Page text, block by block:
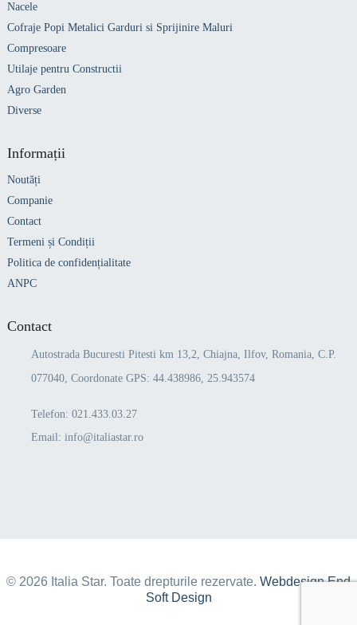
Nacele
Cofraje Popi Metalici Garduri si Sprijinire Maluri
Compresoare
Utilaje pentru Constructii
Agro Garden
Diverse
Informații
Noutăți
Companie
Contact
Termeni și Condiții
Politica de confidențialitate
ANPC
Contact
Autostrada Bucuresti Pitesti km 13,2, Chiajna, Ilfov, Romania, C.P.
077040, Coordonate GPS: 44.438986, 25.943574
Telefon: 021.433.03.27
Email: info@italiastar.ro
© 2026 Italia Star. Toate drepturile rezervate. Webdesign End
Soft Design